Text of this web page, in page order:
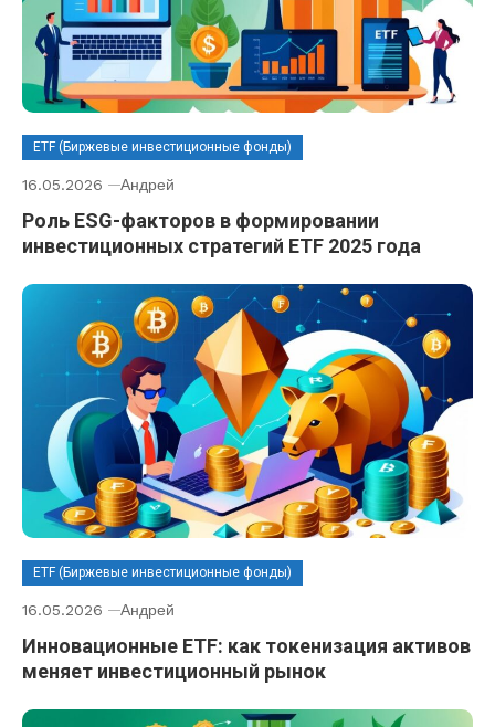
ETF (Биржевые инвестиционные фонды)
16.05.2026 Андрей
Роль ESG-факторов в формировании
инвестиционных стратегий ETF 2025 года
ETF (Биржевые инвестиционные фонды)
16.05.2026 Андрей
Инновационные ETF: как токенизация активов
меняет инвестиционный рынок